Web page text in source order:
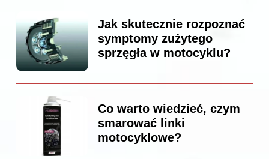
Jak skutecznie rozpoznać
symptomy zużytego
sprzęgła w motocyklu?
Co warto wiedzieć, czym
smarować linki
motocyklowe?